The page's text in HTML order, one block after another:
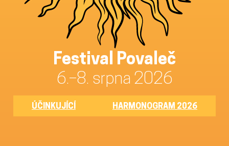
Festival Povaleč
6.–8. srpna 2026
ÚČINKUJÍCÍ HARMONOGRAM 2026